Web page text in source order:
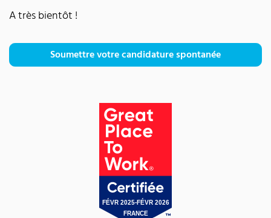
A très bientôt !
Soumettre votre candidature spontanée